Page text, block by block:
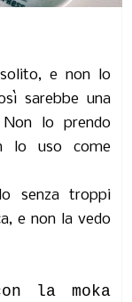
e non lo
sarebbe una
lo prendo
lo uso come
senza troppi
e non la vedo
la moka